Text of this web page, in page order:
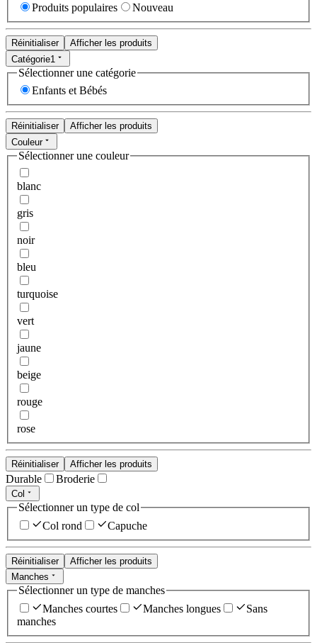
Produits populaires Nouveau
Réinitialiser
Afficher les produits
Catégorie1
Sélectionner une catégorie
Enfants et Bébés
Réinitialiser
Afficher les produits
Couleur
Sélectionner une couleur
blanc
gris
noir
bleu
turquoise
vert
jaune
beige
rouge
rose
Réinitialiser Afficher les produits
Durable Broderie
Col
Sélectionner un type de col
Col rond
Capuche
Réinitialiser
Afficher les produits
Manches
Sélectionner un type de manches
Manches courtes
Manches longues
Sans
manches